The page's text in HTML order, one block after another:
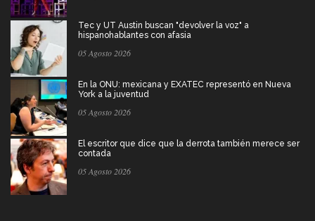
Tec y UT Austin buscan "devolver la voz" a
hispanohablantes con afasia
05 Agosto 2026
En la ONU: mexicana y EXATEC representó en Nueva
York a la juventud
05 Agosto 2026
El escritor que dice que la derrota también merece ser
contada
05 Agosto 2026